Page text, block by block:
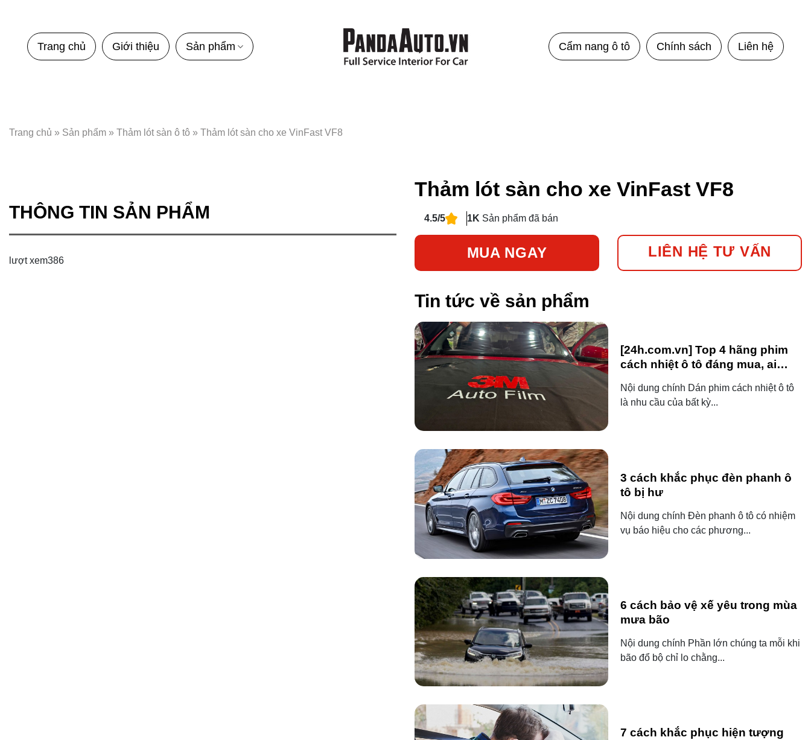
Trang chủ Giới thiệu Sản phẩm Cẩm nang ô tô Chính sách Liên hệ
Trang chủ » Sản phẩm » Thảm lót sàn ô tô » Thảm lót sàn cho xe VinFast VF8
THÔNG TIN SẢN PHẨM
lượt xem386
Thảm lót sàn cho xe VinFast VF8
4.5/5 1K Sản phẩm đã bán
MUA NGAY LIÊN HỆ TƯ VẤN
Tin tức về sản phẩm
[24h.com.vn] Top 4 hãng phim
cách nhiệt ô tô đáng mua, ai
Nội dung chính Dán phim cách nhiệt ô tô
là nhu cầu của bất kỳ...
3 cách khắc phục đèn phanh ô
tô bị hư
Nội dung chính Đèn phanh ô tô có nhiệm
vụ báo hiệu cho các phương...
6 cách bảo vệ xế yêu trong mùa
mưa bão
Nội dung chính Phần lớn chúng ta mỗi khi
bão đổ bộ chỉ lo chằng...
7 cách khắc phục hiện tượng